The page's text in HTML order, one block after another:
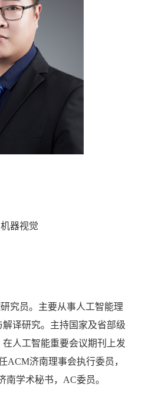
器视觉
究员。主要从事人工智能理
译研究。主持国家及省部级
在人工智能重要会议期刊上发
ACM济南理事会执行委员，
南学术秘书， AC委员。